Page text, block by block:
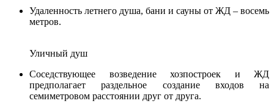
Удаленность летнего душа, бани и сауны от ЖД – восемь
метров.
Уличный душ
Соседствующее возведение хозпостроек и ЖД
предполагает раздельное создание входов на
семиметровом расстоянии друг от друга.